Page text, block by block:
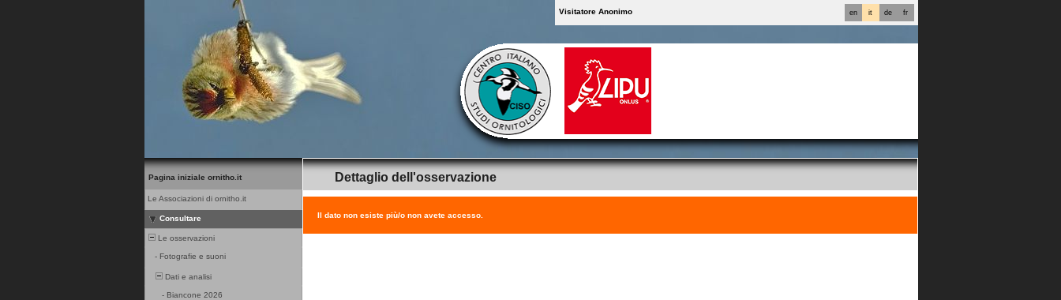
fr
de
it
en
Visitatore Anonimo
Pagina iniziale ornitho.it
Le Associazioni di ornitho.it
Consultare
Le osservazioni
- Fotografie e suoni
Dati e analisi
- Biancone 2026
Dettaglio dell'osservazione
Il dato non esiste più/o non avete accesso.